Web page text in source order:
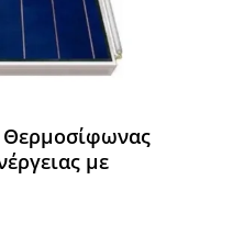
Θερμοσίφωνας
με